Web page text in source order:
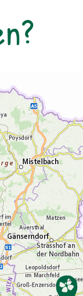
die
statt?Ja, denn
Gesäuse
in völliger
haben
dabei.
– die
23:00
Familien,
statt.